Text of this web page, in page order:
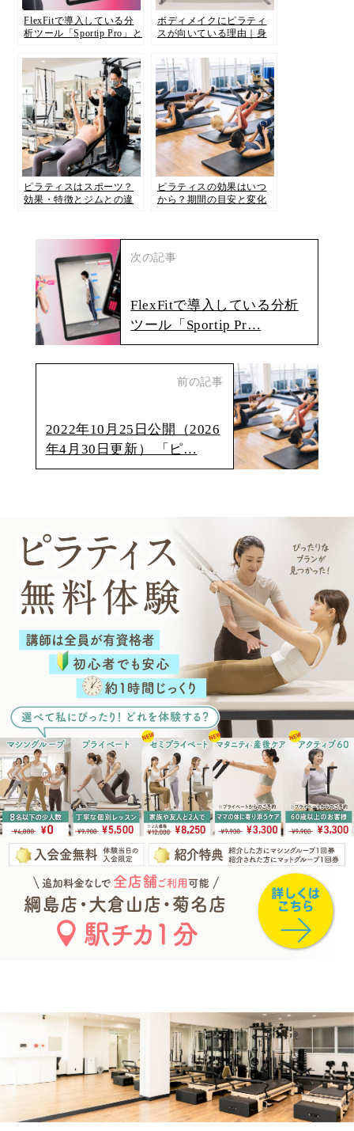
FlexFitで導入している分
析ツール「Sportip Pro」と
の身体を知る重要性をご
紹介します！
ボディメイクにピラティ
スが向いている理由｜身
ラインへ
ピラティス​はスポーツ？
効果・特徴とジムとの違
ピラティスの効果はいつ
から？期間の目安と変化
次の記事
FlexFitで導入している分析
ツール「Sportip Pr…
前の記事
2022年10月25日公開（2026
年4月30日更新） 「ピ…